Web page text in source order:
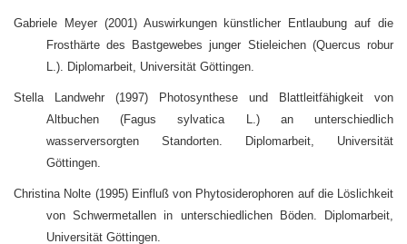
Gabriele Meyer (2001) Auswirkungen künstlicher Entlaubung auf die
Frosthärte des Bastgewebes junger Stieleichen (Quercus robur
L.). Diplomarbeit, Universität Göttingen.
Stella Landwehr (1997) Photosynthese und Blattleitfähigkeit von
Altbuchen (Fagus sylvatica L.) an unterschiedlich
wasserversorgten Standorten. Diplomarbeit, Universität
Göttingen.
Christina Nolte (1995) Einfluß von Phytosiderophoren auf die Löslichkeit
von Schwermetallen in unterschiedlichen Böden. Diplomarbeit,
Universität Göttingen.